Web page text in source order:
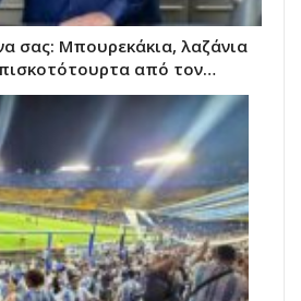
σας: Μπουρεκάκια, λαζάνια
από τον…